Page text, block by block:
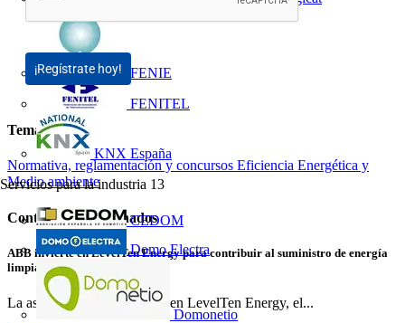
FENIE
FENITEL
KNX España
Servicios para la industria 13
CEDOM
Domo Electra
Domonetio
¡Regístrate hoy!
Temas
Normativa, reglamentación y concursos Eficiencia Energética y
Medio ambiente
Contenidos relacionados
ABB invierte en LevelTen Energy para contribuir al suministro de energía
limpia
La asociación y la inversión en LevelTen Energy, el...